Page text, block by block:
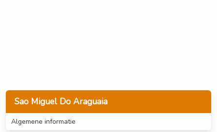
Sao Miguel Do Araguaia
Algemene informatie